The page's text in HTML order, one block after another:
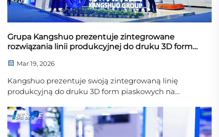
Grupa Kangshuo prezentuje zintegrowane
rozwiązania linii produkcyjnej do druku 3D form
Mar 19, 2026
Kangshuo prezentuje swoją zintegrowaną linię
produkcyjną do druku 3D form piaskowych na
odlewanie, cyfryzacje hutnictwa oraz produkcję o
niskim poziomie emisji CO₂.